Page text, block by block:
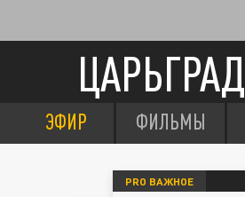
ЦАРЬГРАД
ЭФИР ФИЛЬМЫ
PRO ВАЖНОЕ